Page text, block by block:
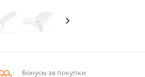
Бонусы за покупки